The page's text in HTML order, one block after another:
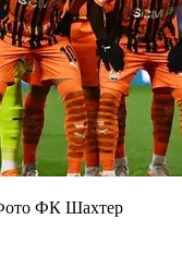
ФК Шахтер